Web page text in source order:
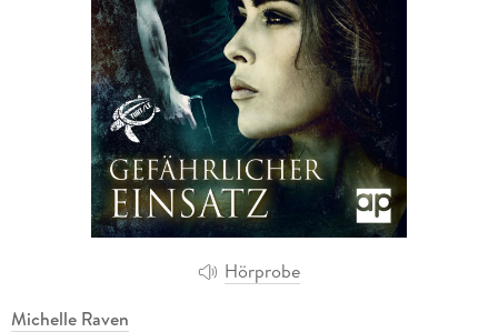
Hörprobe
Michelle Raven